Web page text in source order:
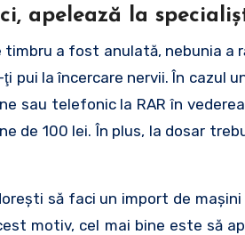
apelează la
timbru a fost anulată, nebunia a
pui la încercare nervii. În cazul
sau telefonic la RAR în
de 100 lei. În plus, la dosar
să faci un import de
motiv, cel mai bine este să